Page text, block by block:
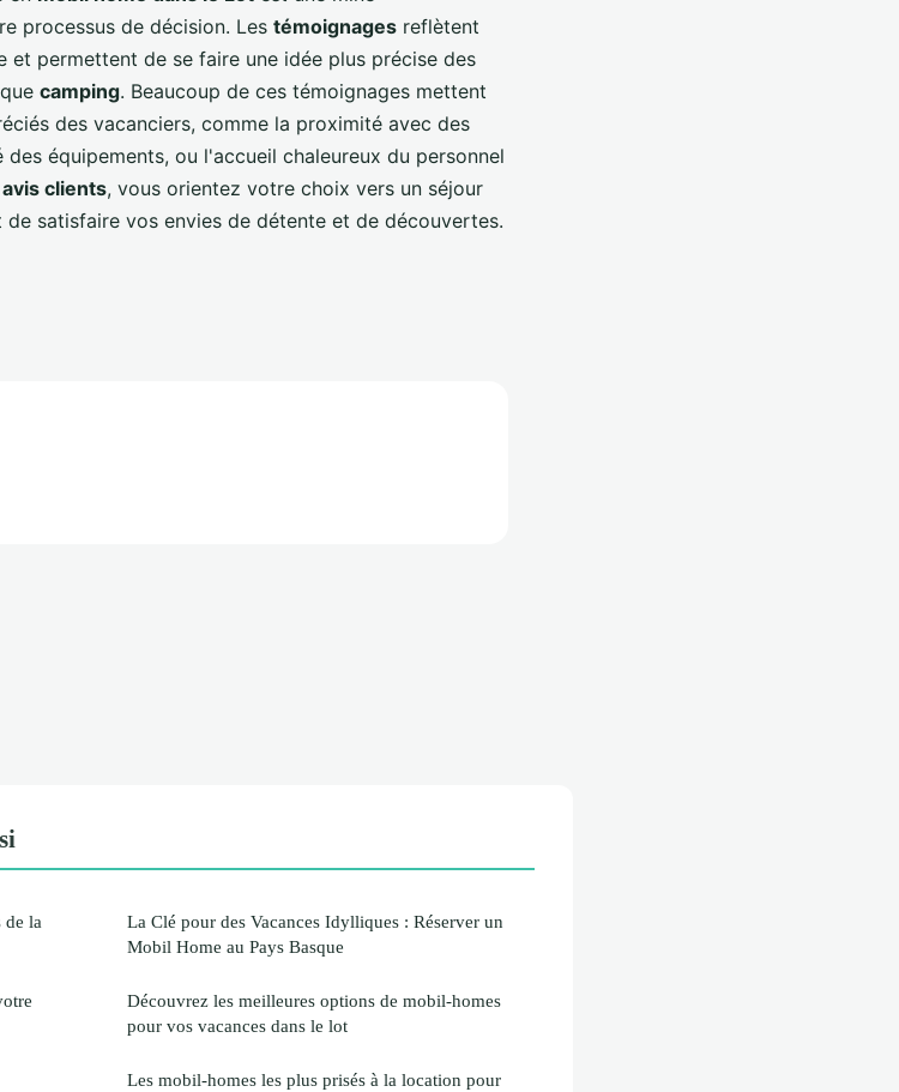
processus de décision. Les témoignages reflètent
et permettent de se faire une idée plus précise des
camping. Beaucoup de ces témoignages mettent
des vacanciers, comme la proximité avec des
équipements, ou l'accueil chaleureux du personnel
avis clients, vous orientez votre choix vers un séjour
satisfaire vos envies de détente et de découvertes.
de la
La Clé pour des Vacances Idylliques : Réserver un
Mobil Home au Pays Basque
Découvrez les meilleures options de mobil-homes
pour vos vacances dans le lot
Les mobil-homes les plus prisés à la location pour